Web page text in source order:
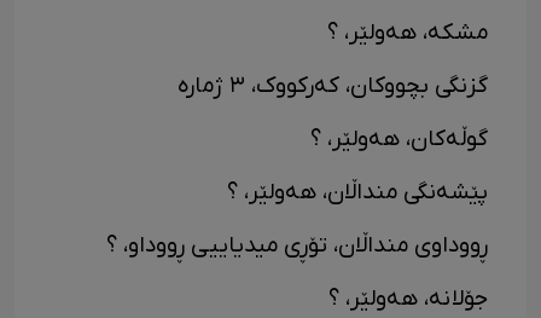
مشکە، هەولێر، ؟
گزنگی بچووکان، کەرکووک، ٣ ژمارە
گوڵەکان، هەولێر، ؟
پێشەنگی منداڵان، هەولێر، ؟
ڕووداوی منداڵان، تۆڕی میدیاییی ڕووداو، ؟
جۆلانە، هەولێر، ؟